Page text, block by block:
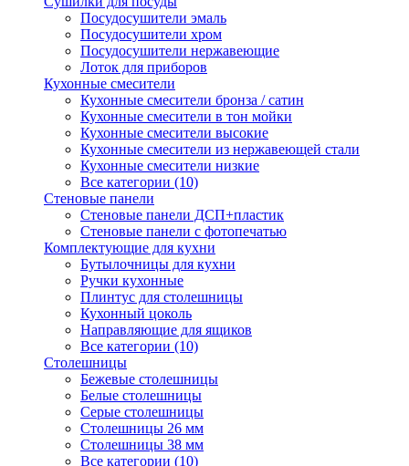
Посудосушители эмаль
Посудосушители хром
Посудосушители нержавеющие
Лоток для приборов
Кухонные смесители
Кухонные смесители бронза / сатин
Кухонные смесители в тон мойки
Кухонные смесители высокие
Кухонные смесители из нержавеющей стали
Кухонные смесители низкие
Все категории (10)
Стеновые панели
Стеновые панели ДСП+пластик
Стеновые панели с фотопечатью
Комплектующие для кухни
Бутылочницы для кухни
Ручки кухонные
Плинтус для столешницы
Кухонный цоколь
Направляющие для ящиков
Все категории (10)
Столешницы
Бежевые столешницы
Белые столешницы
Серые столешницы
Столешницы 26 мм
Столешницы 38 мм
Все категории (10)